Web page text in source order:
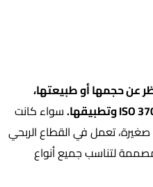
عن حجمها أو طبيعتها،
سواء كانت
تعمل في القطاع الربحي
لتناسب جميع أنواع